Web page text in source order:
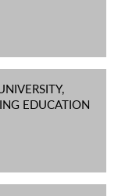
EDUCATION